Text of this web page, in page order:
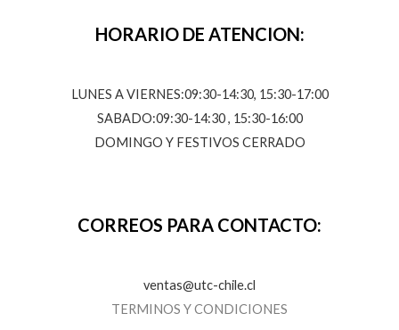
HORARIO DE ATENCION:
LUNES A VIERNES:09:30-14:30, 15:30-17:00
SABADO:09:30-14:30 , 15:30-16:00
DOMINGO Y FESTIVOS CERRADO
CORREOS PARA CONTACTO:
ventas@utc-chile.cl
TERMINOS Y CONDICIONES